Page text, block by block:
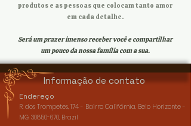
produtos e as pessoas que colocam tanto amor
em cada detalhe.
Será um prazer imenso receber você e compartilhar
um pouco da nossa família com a sua.
Informação de contato
Endereço
R. dos Trompetes, 174 - Bairro Califórnia, Belo Horizonte -
MG, 30850-670, Brazil